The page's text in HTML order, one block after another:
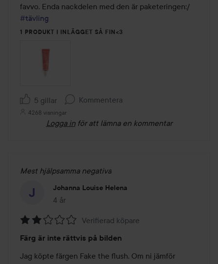
#tävling
1 PRODUKT I INLÄGGET SÅ FIN<3
5 gillar Kommentera
4268 visningar
Logga in för att lämna en kommentar
Mest hjälpsamma negativa
Johanna Louise Helena
4 år
Inlägget skapades 4 år
2
av
Verifierad köpare
Färg är inte rättvis på bilden
Jag köpte färgen Fake the flush. Om ni jämför